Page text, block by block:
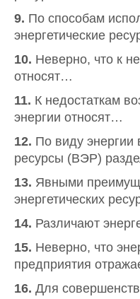
9. По способам
энергетические
10. Неверно, что к
относят…
11. К недостаткам
энергии относят…
12. По виду энергии
ресурсы (ВЭР)
13. Явными
энергетических
14. Различают
15. Неверно, что
предприятия
16. Для